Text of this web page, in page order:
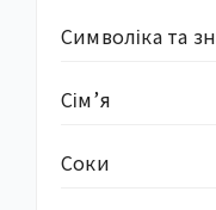
Символіка та
Сім’я
Соки